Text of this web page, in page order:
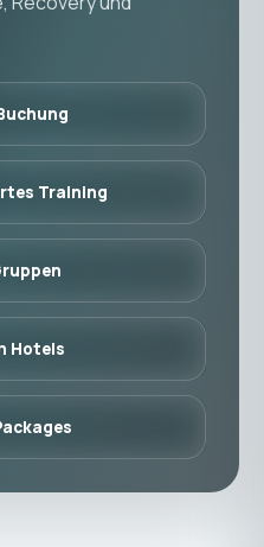
Training
Hotels